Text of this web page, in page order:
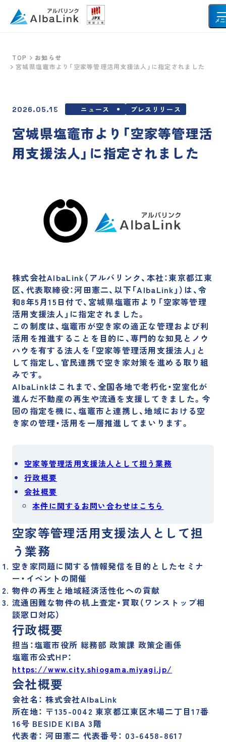
メ
空き家・不動産を売りたい方へ
事故物件
再建築不可物件
借地・底地
土地
会社情報
支店一覧
サステナビリティ
自治体の方へ
不動産投資家の方へ
IR情報
お知らせ
不動産売却の無料査定
相続や不動産に関するご相談
採用サイト
運営メディア
訳あり物件買取プロ
訳あり物件買取ナビ
不動産投資の森
TOP
お知らせ
宮城県塩竈市より「空家等管理活用支援法人」に指定されました
2026.05.15 ニュース プレスリリース
宮城県塩竈市より「空家等管理活
用支援法人」に指定されました
株式会社AlbaLink（アルバリンク、本社：東京都江東
区、代表取締役：河田憲二、以下「AlbaLink」）は、令
和8年5月15日付で、宮城県塩竈市より「空家等管理
活用支援法人」に指定されました。
この制度は、塩竈市が空き家の適正な管理および利
活用を推進することを目的に、専門的な知見とノウ
ハウを有する法人を「空家等管理活用支援法人」と
して指定し、官民連携で空き家対策を進める取り組
みです。
AlbaLinkはこれまで、全国各地で老朽化・空室化が
進んだ不動産の再生や流通を支援してきました。今
回の指定を機に、塩竈市と連携し、地域における空
き家の管理・活用を一層推進してまいります。
空家等管理活用支援法人として担う業務
行政概要
会社概要
本件に関するお問い合わせはこちら
空家等管理活用支援法人として担
う業務
空き家問題に関する情報発信を目的としたセミナ
ー・イベントの開催
物件の再生と地域経済活性化への貢献
流通困難な物件の机上査定・買取（ワンストップ相
談窓口対応）
行政概要
担当：塩竈市役所 総務部 政策課 政策企画係
塩竈市公式HP：
https://www.city.shiogama.miyagi.jp/
会社概要
会社名： 株式会社AlbaLink
所在地： 〒135-0042 東京都江東区木場二丁目17番
16号 BESIDE KIBA 3階
代表者： 河田憲二 代表番号： 03-6458-8617